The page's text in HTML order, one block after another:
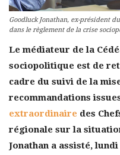
Goodluck Jonathan, ex-président
dans le règlement de la crise
Le médiateur de la
sociopolitique est de
cadre du suivi de la
recommandations
extraordinaire des
régionale sur la
Jonathan a assisté,